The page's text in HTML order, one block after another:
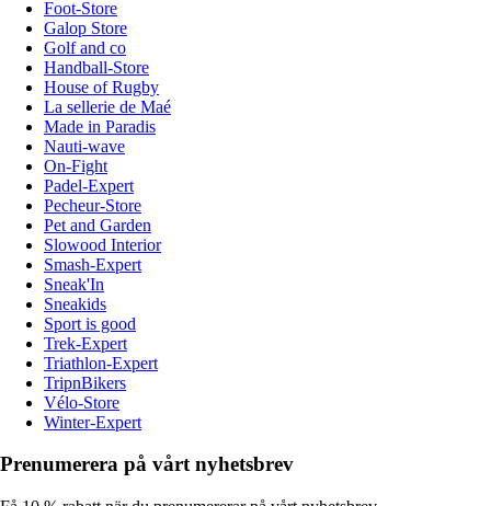
Foot-Store
Galop Store
Golf and co
Handball-Store
House of Rugby
La sellerie de Maé
Made in Paradis
Nauti-wave
On-Fight
Padel-Expert
Pecheur-Store
Pet and Garden
Slowood Interior
Smash-Expert
Sneak'In
Sneakids
Sport is good
Trek-Expert
Triathlon-Expert
TripnBikers
Vélo-Store
Winter-Expert
Prenumerera på vårt nyhetsbrev